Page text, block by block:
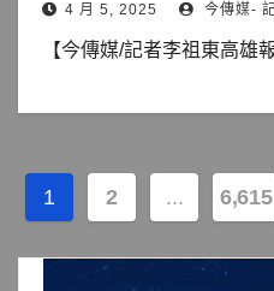
4 月 5, 2025 今傳媒-
【今傳媒/記者李祖東高雄
文
章
1 2 ... 6,615